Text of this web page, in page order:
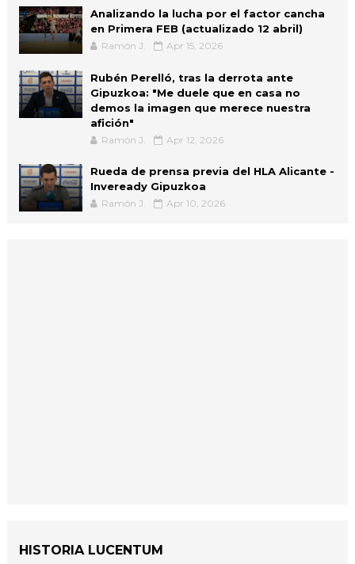
Analizando la lucha por el factor cancha
en Primera FEB (actualizado 12 abril)
Ramón J. Apr 15, 2026
Rubén Perelló, tras la derrota ante
Gipuzkoa: "Me duele que en casa no
demos la imagen que merece nuestra
afición"
Ramón J. Apr 12, 2026
Rueda de prensa previa del HLA Alicante -
Inveready Gipuzkoa
Ramón J. Apr 10, 2026
HISTORIA LUCENTUM